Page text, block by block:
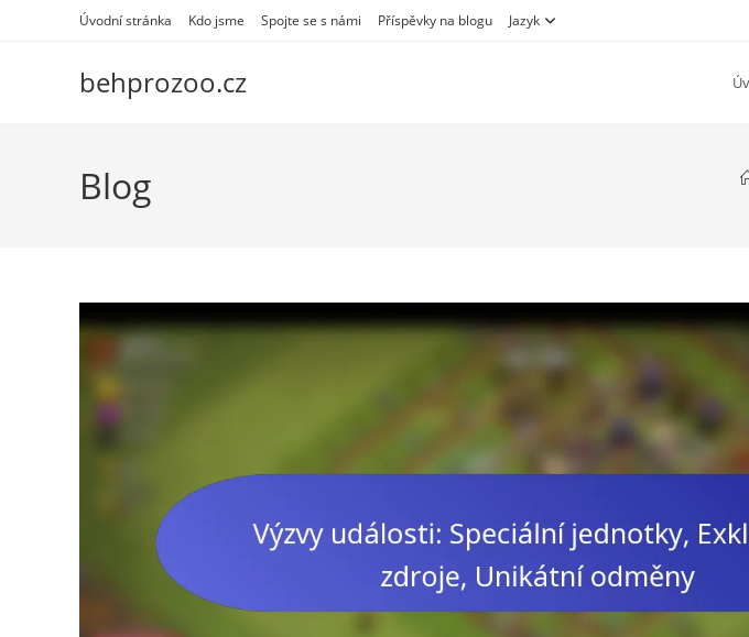
Úvodní stránka Kdo jsme Spojte se s námi Příspěvky na blogu Jazyk
behprozoo.cz
Blog